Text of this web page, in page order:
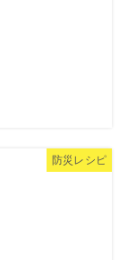
防災レシピ